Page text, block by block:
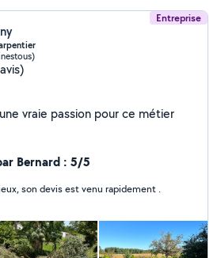
Entreprise
vraie passion pour ce métier
Bernard : 5/5
son devis est venu rapidement .